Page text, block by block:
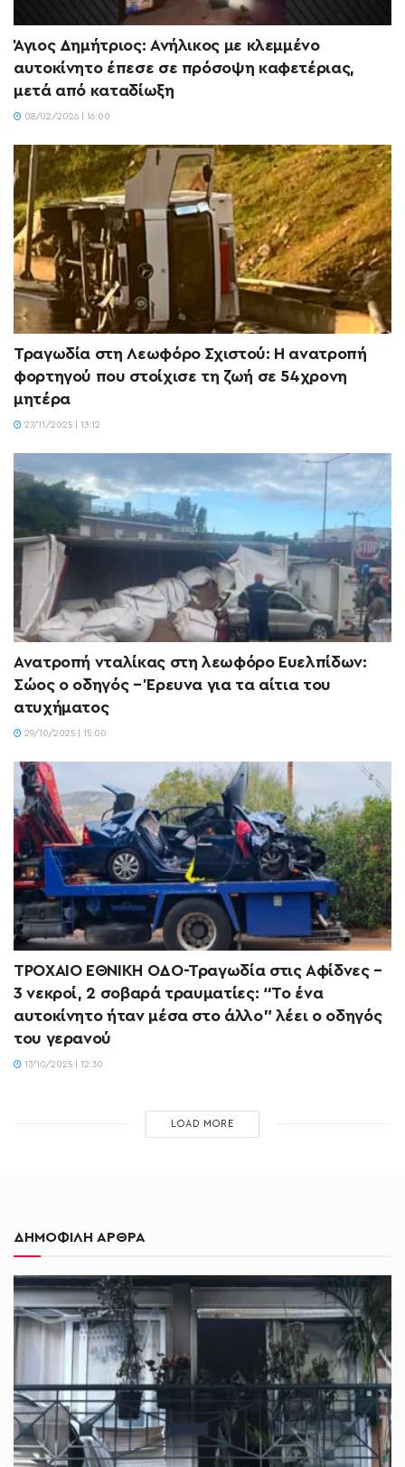
Άγιος Δημήτριος: Ανήλικος με κλεμμένο
αυτοκίνητο έπεσε σε πρόσοψη καφετέριας,
μετά από καταδίωξη
08/02/2026 | 16:00
Τραγωδία στη Λεωφόρο Σχιστού: Η ανατροπή
φορτηγού που στοίχισε τη ζωή σε 54χρονη
μητέρα
27/11/2025 | 13:12
Ανατροπή νταλίκας στη λεωφόρο Ευελπίδων:
Σώος ο οδηγός – Έρευνα για τα αίτια του
ατυχήματος
29/10/2025 | 15:00
ΤΡΟΧΑΙΟ ΕΘΝΙΚΗ ΟΔΟ-Τραγωδία στις Αφίδνες –
3 νεκροί, 2 σοβαρά τραυματίες: “Το ένα
αυτοκίνητο ήταν μέσα στο άλλο” λέει ο οδηγός
του γερανού
17/10/2025 | 12:30
LOAD MORE
ΔΗΜΟΦΙΛΗ ΑΡΘΡΑ